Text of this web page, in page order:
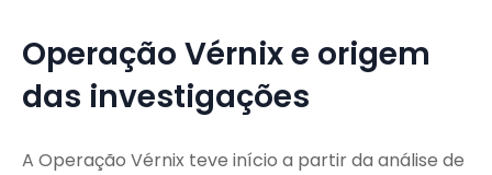
Operação Vérnix e origem
das investigações
A Operação Vérnix teve início a partir da análise de